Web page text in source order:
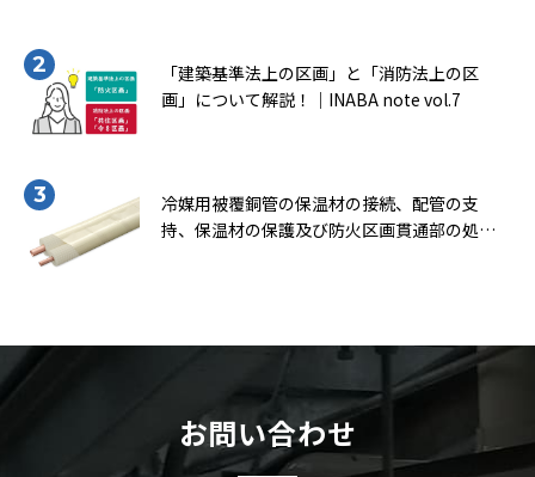
「建築基準法上の区画」と「消防法上の区
画」について解説！｜INABA note vol.7
冷媒用被覆銅管の保温材の接続、配管の支
持、保温材の保護及び防火区画貫通部の処理
お問い合わせ